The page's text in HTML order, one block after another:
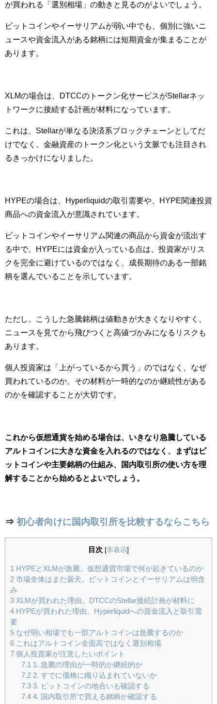
が買われる「選別相場」の動きと見るのがよいでしょう。
ビットコインやイーサリアムが弱い中でも、個別に強いニ
ュースや資金流入がある銘柄には短期資金が集まることが
あります。
XLMの場合は、DTCCのトークン化サービスがStellarネッ
トワークに接続する計画が材料になっています。
これは、Stellarが単なる決済系ブロックチェーンとしてだ
けでなく、金融資産のトークン化という文脈でも注目され
るきっかけになりました。
HYPEの場合は、Hyperliquidの取引需要や、HYPE関連投資
商品への資金流入が意識されています。
ビットコインやイーサリアム関連の商品から資金が流出す
る中で、HYPEには資金が入っている点は、投資家がリス
クを完全に避けているのではなく、成長期待のある一部銘
柄を選んでいることを示しています。
ただし、こうした急騰銘柄は値動きが大きくなりやすく、
ニュースを見てから飛びつくと高値づかみになるリスクも
あります。
個人投資家は「上がっているから買う」のではなく、なぜ
買われているのか、その材料が一時的なのか継続性がある
のかを確認することが大切です。
これから仮想通貨を始める場合は、いきなり急騰している
アルトコインに大きな資金を入れるのではなく、まずはビ
ットコインや主要銘柄の仕組み、国内取引所の使い方を理
解することから始めるとよいでしょう。
⇒ 初心者向けに国内取引所を比較するならこちら
目次 [非表示]
1
HYPEとXLMが急騰。仮想通貨市場で何が起きているのか
2 市場全体はまだ曇天。ビットコインとイーサリアムは弱含
み
3 XLMが買われた理由。DTCCのStellar接続計画が材料に
4 HYPEが買われた理由。Hyperliquidへの資金流入と取引需
要
5 なぜ弱い相場でも一部アルトコインは急騰するのか
6 これはアルトコイン全面高ではなく選別相場
7 個人投資家が注意したいポイント
7.1 1. 急騰の理由が一時的か継続的か
7.22. すでに価格に織り込まれていないか
7.33. ビットコインの地合いも確認する
7.44. 国内取引所で買える銘柄か確認する